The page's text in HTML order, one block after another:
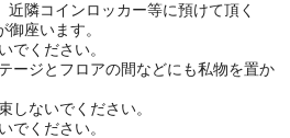
隣コインロッカー等に預けて頂く
座います。
でください。
ージとフロアの間などにも私物を置か
しないでください。
でください。